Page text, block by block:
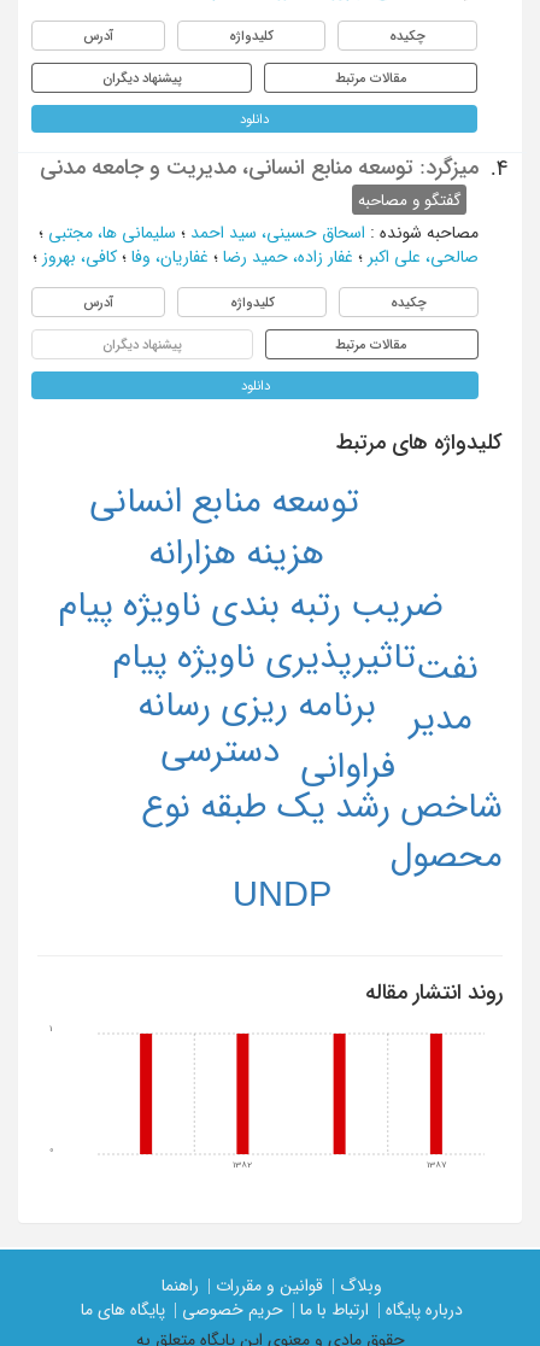
چکیده کلیدواژه آدرس
مقالات مرتبط پیشنهاد دیگران
دانلود
4. میزگرد: توسعه منابع انسانی، مدیریت و جامعه مدنی
گفتگو و مصاحبه
مصاحبه شونده : اسحاق حسینی، سید احمد ؛ سلیمانی ها، مجتبی ؛
صالحی، علی اکبر ؛ غفار زاده، حمید رضا ؛ غفاریان، وفا ؛ کافی، بهروز ؛
چکیده کلیدواژه آدرس
مقالات مرتبط پیشنهاد دیگران
دانلود
کلیدواژه های مرتبط
برنامه ریزی رسانه
تاثیرپذیری ناویژه پیام
دسترسی
شاخص رشد یک طبقه نوع
محصول
ضریب رتبه بندی ناویژه پیام
فراوانی
هزینه هزارانه
UNDP
توسعه منابع انسانی
مدیر
نفت
روند انتشار مقاله
1382 1387
0
1
وبلاگ | قوانین و مقررات |
راهنما
درباره پایگاه |
ارتباط با ما | حریم خصوصی |
پایگاه های ما
حقوق مادی و معنوی اين پايگاه متعلق به